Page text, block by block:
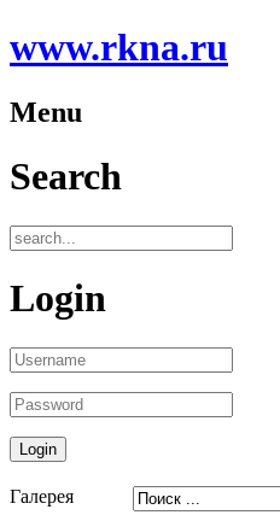
www.rkna.ru
Menu
Search
Login
Галерея